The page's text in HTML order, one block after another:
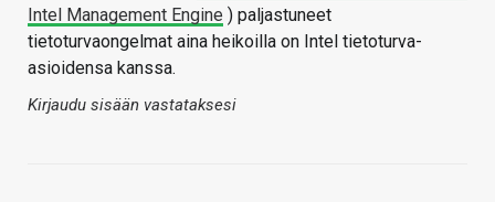
Intel Management Engine ) paljastuneet
tietoturvaongelmat aina heikoilla on Intel tietoturva-
asioidensa kanssa.
Kirjaudu sisään vastataksesi